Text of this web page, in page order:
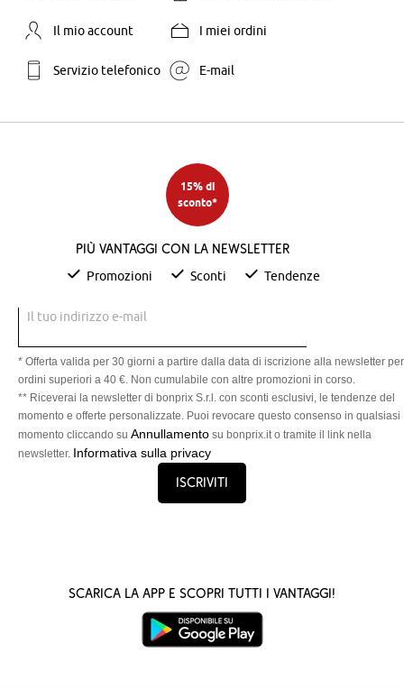
Il mio account I miei ordini
Servizio telefonico E-mail
15% di
sconto*
Più vantaggi con la newsletter
Promozioni Sconti Tendenze
Il tuo indirizzo e-mail
* Offerta valida per 30 giorni a partire dalla data di iscrizione alla newsletter per
ordini superiori a 40 €. Non cumulabile con altre promozioni in corso.
** Riceverai la newsletter di bonprix S.r.l. con sconti esclusivi, le tendenze del
momento e offerte personalizzate. Puoi revocare questo consenso in qualsiasi
momento cliccando su Annullamento su bonprix.it o tramite il link nella
newsletter. Informativa sulla privacy
Iscriviti
Scarica la App e scopri tutti i vantaggi!